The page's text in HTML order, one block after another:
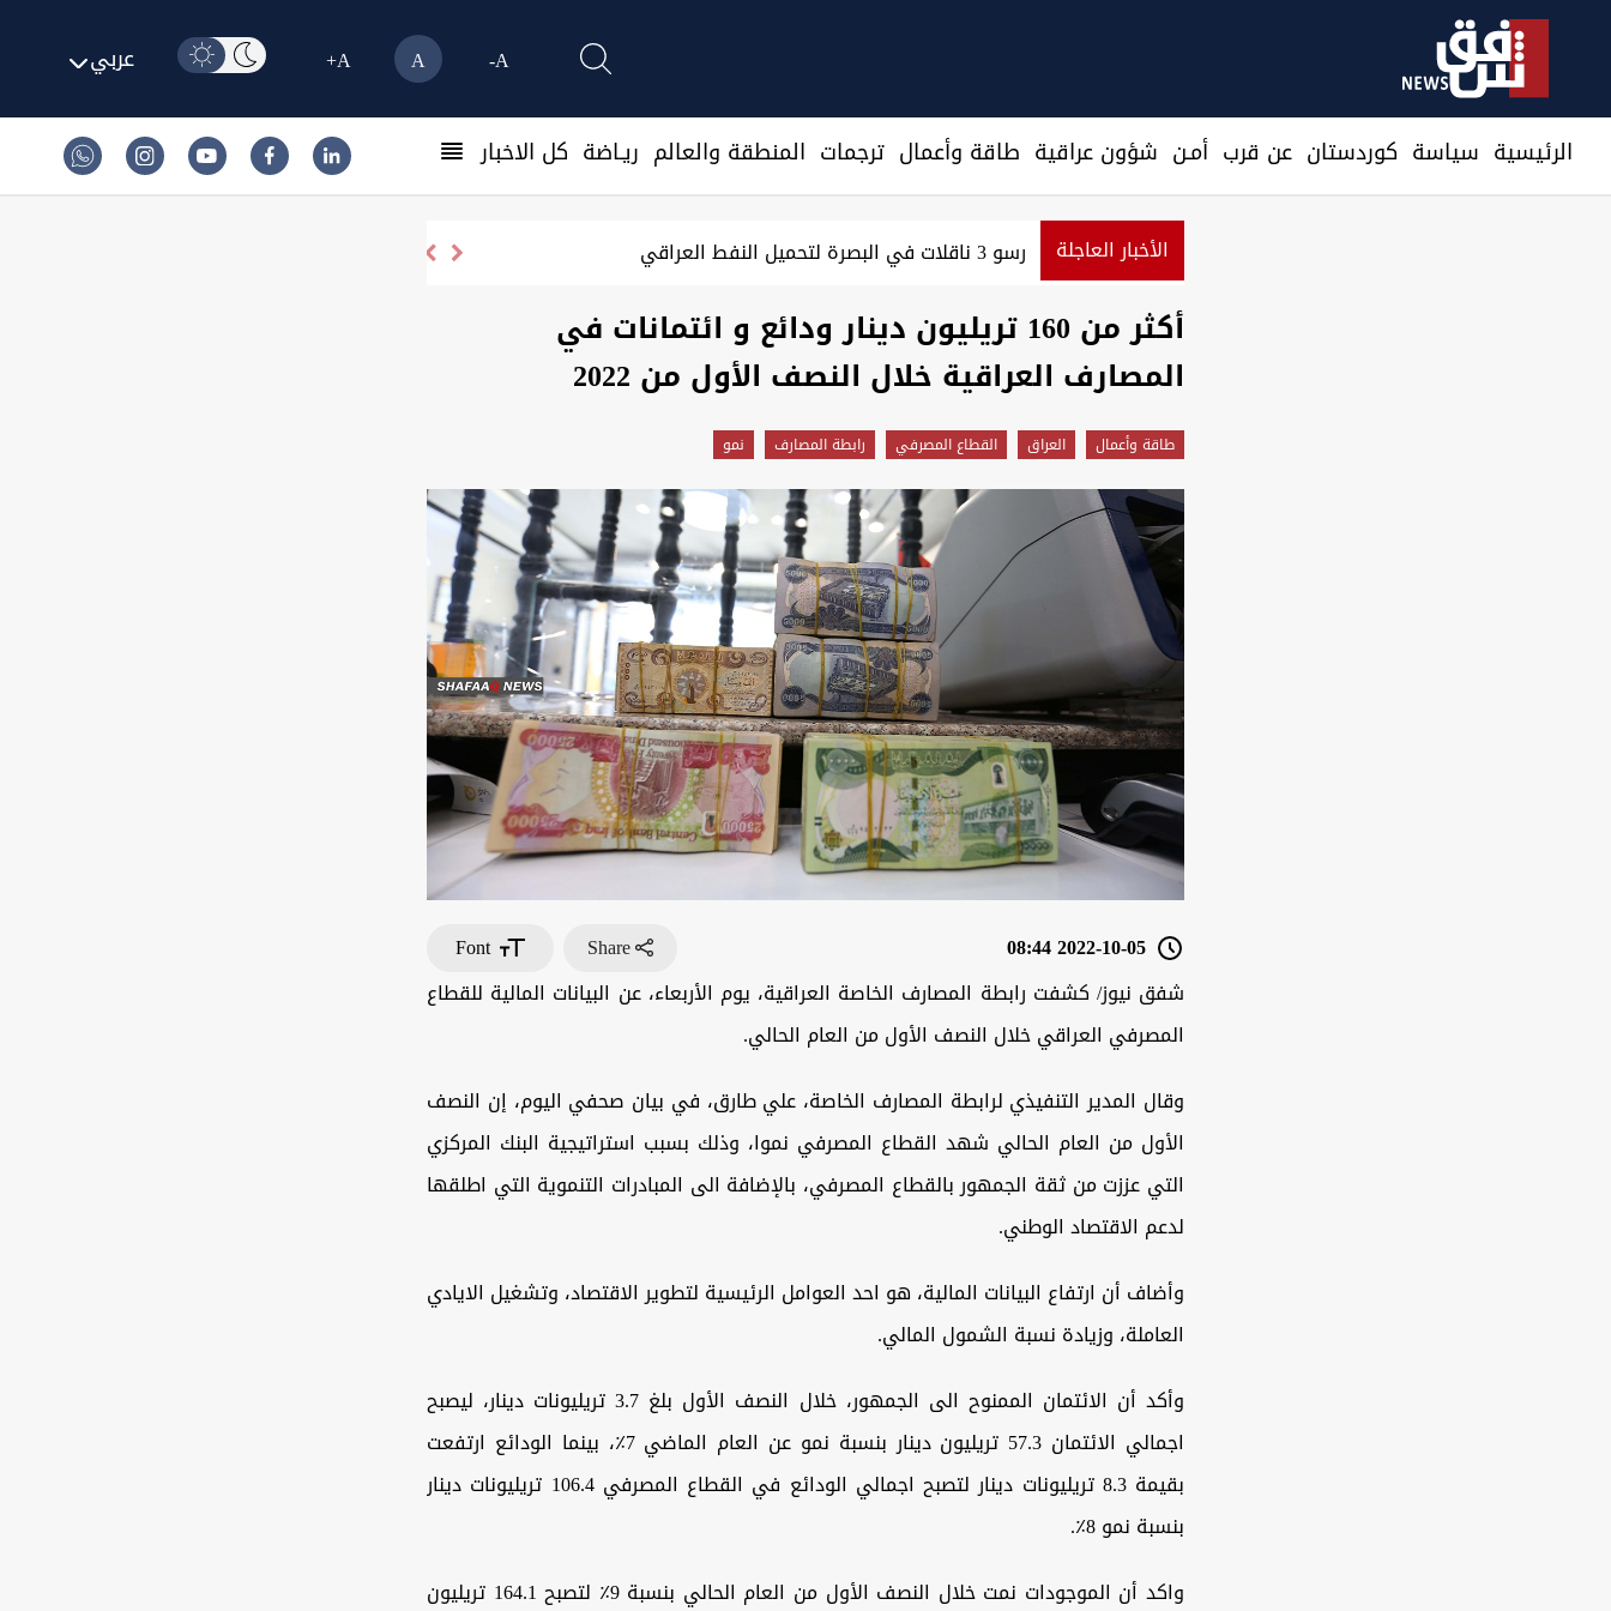
A-
A
A+ عربي
الرئيسية سیاسة كوردستان عن قرب أمـن شؤون عراقية طاقة وأعمال ترجمات المنطقة والعالم ريـاضة كل الاخبار
الأخبار العاجلةمسؤول سعودي: نرصد استعدادات من جماعات عراقية لمهاجمتنا
أكثر من 160 تريليون دينار ودائع و ائتمانات في
المصارف العراقية خلال النصف الأول من 2022
طاقة وأعمال العراق القطاع المصرفي رابطة المصارف نمو
2022-10-05 08:44
Share
Font
شفق نيوز/ كشفت رابطة المصارف الخاصة العراقية، يوم الأربعاء، عن البيانات المالية للقطاع
المصرفي العراقي خلال النصف الأول من العام الحالي.
وقال المدير التنفيذي لرابطة المصارف الخاصة، علي طارق، في بيان صحفي اليوم، إن النصف
الأول من العام الحالي شهد القطاع المصرفي نموا، وذلك بسبب استراتيجية البنك المركزي
التي عززت من ثقة الجمهور بالقطاع المصرفي، بالإضافة الى المبادرات التنموية التي اطلقها
لدعم الاقتصاد الوطني.
وأضاف أن ارتفاع البيانات المالية، هو احد العوامل الرئيسية لتطوير الاقتصاد، وتشغيل الايادي
العاملة، وزيادة نسبة الشمول المالي.
وأكد أن الائتمان الممنوح الى الجمهور، خلال النصف الأول بلغ 3.7 تريليونات دينار، ليصبح
اجمالي الائتمان 57.3 تريليون دينار بنسبة نمو عن العام الماضي 7٪، بينما الودائع ارتفعت
بقيمة 8.3 تريليونات دينار لتصبح اجمالي الودائع في القطاع المصرفي 106.4 تريليونات دينار
بنسبة نمو 8٪.
واكد أن الموجودات نمت خلال النصف الأول من العام الحالي بنسبة 9٪ لتصبح 164.1 تريليون